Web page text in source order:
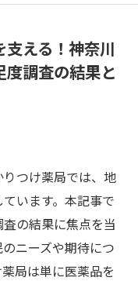
える！神奈川
調査の結果と
つけ薬局では、地
います。本記事で
の結果に焦点を当
ニーズや期待につ
局は単に医薬品を